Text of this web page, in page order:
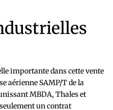
importante dans cette vente
aérienne SAMP/T de la
MBDA, Thales et
un contrat